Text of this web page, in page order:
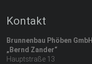
Kontakt
Brunnenbau Phöben GmbH
„Bernd Zander“
Hauptstraße 13